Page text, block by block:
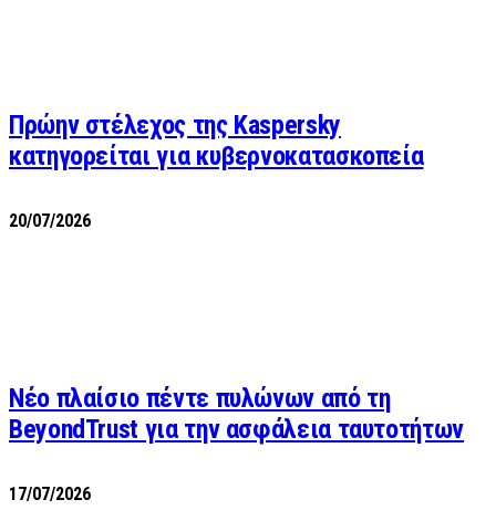
Πρώην στέλεχος της Kaspersky
κατηγορείται για κυβερνοκατασκοπεία
20/07/2026
Νέο πλαίσιο πέντε πυλώνων από τη
BeyondTrust για την ασφάλεια ταυτοτήτων
17/07/2026